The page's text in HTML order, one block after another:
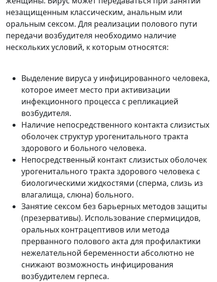
незащищенным классическим, анальным или
оральным сексом. Для реализации полового пути
передачи возбудителя необходимо наличие
нескольких условий, к которым относятся:
Выделение вируса у инфицированного человека,
которое имеет место при активизации
инфекционного процесса с репликацией
возбудителя.
Наличие непосредственного контакта слизистых
оболочек структур урогенитального тракта
здорового и больного человека.
Непосредственный контакт слизистых оболочек
урогенитального тракта здорового человека с
биологическими жидкостями (сперма, слизь из
влагалища, слюна) больного.
Занятие сексом без барьерных методов защиты
(презервативы). Использование спермицидов,
оральных контрацептивов или метода
прерванного полового акта для профилактики
нежелательной беременности абсолютно не
снижают возможность инфицирования
возбудителем герпеса.